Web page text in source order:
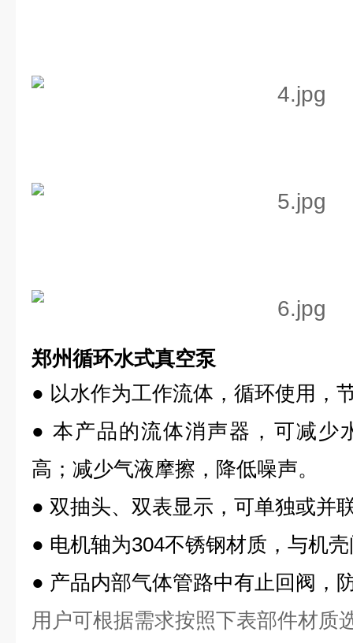
郑州循环水式真空泵
● 以水作为工作流体，循环使用，
●本产品的流体消声器，可减少
高；减少气液摩擦，降低噪声。
● 双抽头、双表显示，可单独或并
● 电机轴为304不锈钢材质，与机
● 产品内部气体管路中有止回阀，
用户可根据需求按照下表部件材质